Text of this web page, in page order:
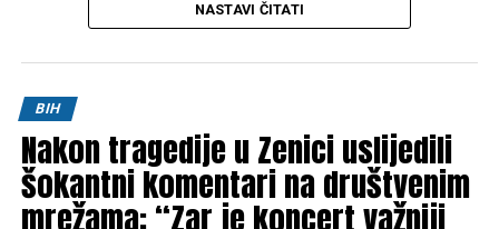
Četvrtim korpusom Armije RBiH
politička pitanja Generalštaba Armije RBiH.
Za doprinos u odbrani Bosne i Hercegovine odlikovan je
brojnim vojnim i državnim priznanjima te je ostao upamćen
kao jedan od ključnih stratega u organizaciji i razvoju Armije
Republike Bosne i Hercegovine.
NASTAVI ČITATI
BIH
Nakon tragedije u Zenici uslijedili
šokantni komentari na društvenim
mrežama: “Zar je koncert važniji